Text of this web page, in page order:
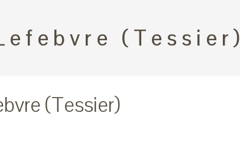
(Tessier)